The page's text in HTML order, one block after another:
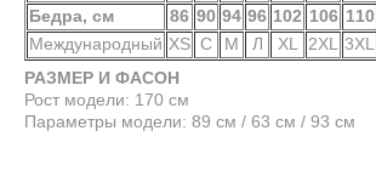
Бедра, см
86 90 94 96 102 106 110
Международный XS С М Л XL 2XL 3XL
РАЗМЕР И ФАСОН
Рост модели: 170 см
Параметры модели: 89 см / 63 см / 93 см